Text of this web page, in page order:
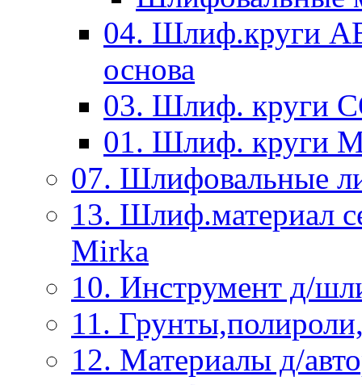
04. Шлиф.круги
основа
03. Шлиф. круги
01. Шлиф. круги
07. Шлифовальные
13. Шлиф.материал
Mirka
10. Инструмент д/
11.
12. Материалы д/